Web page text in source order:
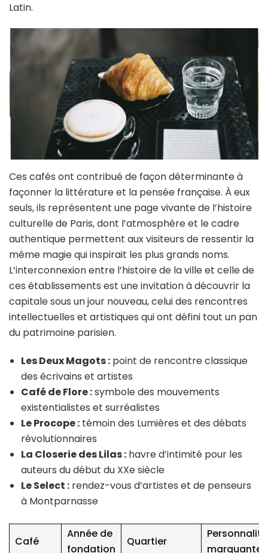
Latin.
Ces cafés ont contribué de façon déterminante à
façonner la littérature et la pensée française. À eux
seuls, ils représentent une page vivante de l’histoire
culturelle de Paris, dont l’atmosphère et le cadre
authentique permettent aux visiteurs de ressentir la
même magie qui inspirait les plus grands noms.
L’interconnexion entre l’histoire de la ville et celle de
ces établissements est une invitation à découvrir la
capitale sous un jour nouveau, celui des rencontres
intellectuelles et artistiques qui ont défini tout un pan
du patrimoine parisien.
Les Deux Magots : point de rencontre classique
des écrivains et artistes
Café de Flore :symbole des mouvements
existentialistes et surréalistes
Le Procope : témoin des Lumières et des débats
révolutionnaires
La Closerie des Lilas : havre d’intimité pour les
auteurs du début du XXe siècle
Le Select : rendez-vous d’artistes et de penseurs
à Montparnasse
Café
Année de
fondation
Quartier
marquantes